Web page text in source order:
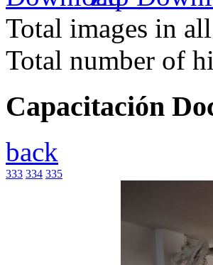
Total images in
Total number of
Capacitación
back
333 334 335